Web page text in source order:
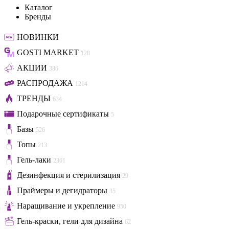
Каталог
Бренды
НОВИНКИ
GOSTI MARKET 128
АКЦИИ 386
РАСПРОДАЖА 1214
ТРЕНДЫ 634
Подарочные сертификаты 5
Базы 526
Топы 213
Гель-лаки 2361
Дезинфекция и стерилизация 29
Праймеры и дегидраторы 35
Наращивание и укрепление 950
Гель-краски, гели для дизайна 62